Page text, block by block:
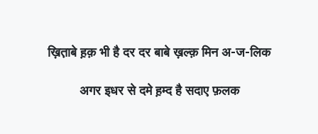
ख़ित़ाबे ह़क़ भी है दर दर बाबे ख़ल्क़ मिन अ-ज-लिक
अगर इधर से दमे ह़म्द है सदाए फ़लक